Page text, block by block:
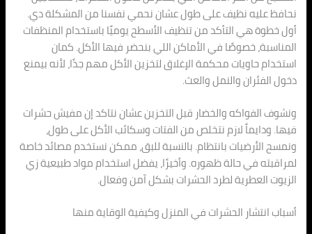
نحافظ عليه نظيف على طول عشان نحمي نفسنا من المشكلة دي.
أول خطوة هي التأكد من تنظيف الأسطح يوميًا باستخدام المنظفات
المناسبة، خصوصًا في الأماكن اللي بنحضر فيها الأكل. كمان
استخدام حاويات محكمة الإغلاق لتخزين الأكل مهم جدًا، لأنه بيمنع
دخول الفئران والنمل والعث.
ونشوف الفواكه والخضار قبل التخزين عشان نتاكد إن مفيش حشرات
فيها. ودايماً لازم نتخلص من الفتات وسكائب الأكل على طول،
ونمسح الأرضيات بانتظام. بالنسبة للبق، ممكن نستخدم مصائد خاصة
لمراقبته في حالة ظهوره. وأخيرًا، يفضل استخدام مواد طبيعية زي
الزيوت العطرية لطرد الحشرات بشكل آمن وفعال.
أسباب انتشار الحشرات في المنزل وكيفية الوقاية منها